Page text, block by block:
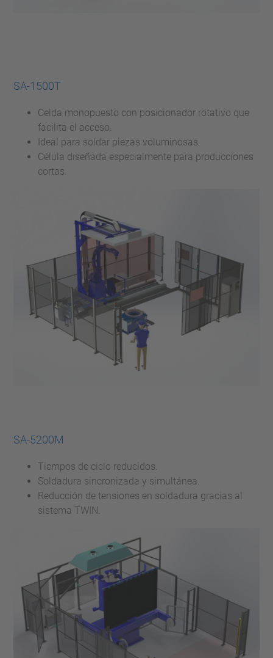
SA-1500T
Celda monopuesto con posicionador rotativo que
facilita el acceso.
Ideal para soldar piezas voluminosas.
Célula diseñada especialmente para producciones
cortas.
SA-5200M
Tiempos de ciclo reducidos.
Soldadura sincronizada y simultánea.
Reducción de tensiones en soldadura gracias al
sistema TWIN.